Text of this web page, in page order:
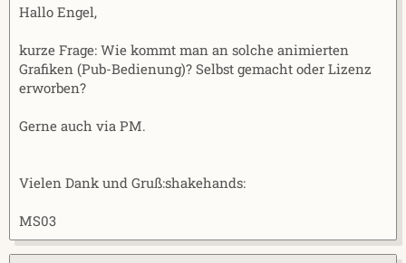
Hallo Engel,
kurze Frage: Wie kommt man an solche animierten
Grafiken (Pub-Bedienung)? Selbst gemacht oder Lizenz
erworben?
Gerne auch via PM.
Vielen Dank und Gruß:shakehands:
MS03